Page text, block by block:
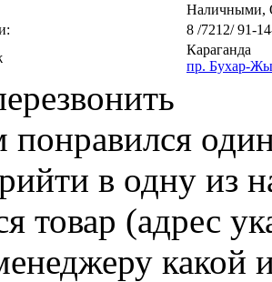
Наличными,
8 /7212/ 91-
Караганда
пр. Бухар-
понравился
в одну из
товар (адрес